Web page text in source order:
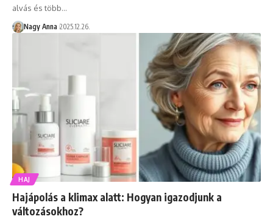
alvás és több…
Nagy Anna 2025.12.26.
HAJ
Hajápolás a klimax alatt: Hogyan igazodjunk a
változásokhoz?